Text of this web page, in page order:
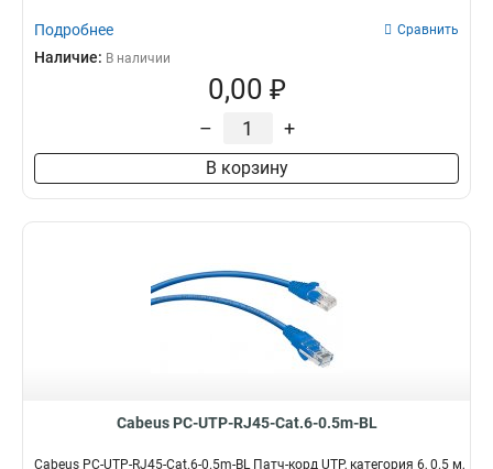
Подробнее Сравнить
Наличие: В наличии
0,00 ₽
– +
В корзину
Cabeus PC-UTP-RJ45-Cat.6-0.5m-BL
Cabeus PC-UTP-RJ45-Cat.6-0.5m-BL Патч-корд UTP, категория 6, 0.5 м,